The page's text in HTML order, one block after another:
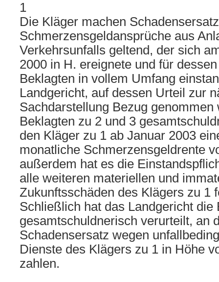
1
Die Kläger machen
Schmerzensgeldansprüche aus
Verkehrsunfalls geltend, der sich
2000 in H. ereignete und für
Beklagten in vollem Umfang
Landgericht, auf dessen Urteil zur
Sachdarstellung Bezug genommen
Beklagten zu 2 und 3
den Kläger zu 1 ab Januar 2003
monatliche Schmerzensgeldrente
außerdem hat es die
alle weiteren materiellen und
Zukunftsschäden des Klägers zu 1
Schließlich hat das Landgericht die
gesamtschuldnerisch verurteilt, an
Schadensersatz wegen
Dienste des Klägers zu 1 in Höhe
zahlen.